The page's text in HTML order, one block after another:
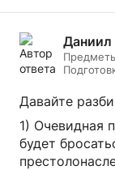
Даниил
Давайте
1) Очевидная
будет